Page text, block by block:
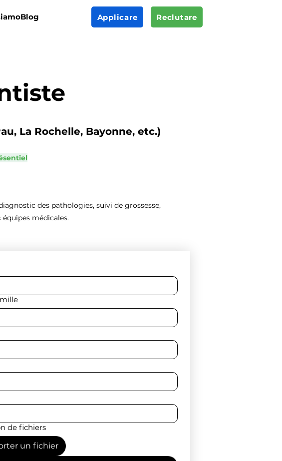
Blog Applicare Reclutare
La Rochelle, Bayonne, etc.)
des pathologies, suivi de grossesse,
médicales.
de fichiers
un fichier